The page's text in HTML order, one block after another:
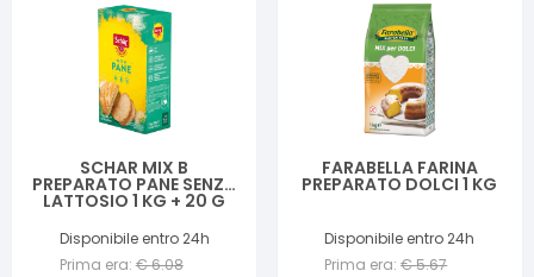
SCHAR MIX B
PREPARATO PANE SENZA
LATTOSIO 1 KG + 20 G
Disponibile entro 24h
Prima era: €6.08
FARABELLA FARINA
PREPARATO DOLCI 1 KG
Disponibile entro 24h
Prima era: €5.67